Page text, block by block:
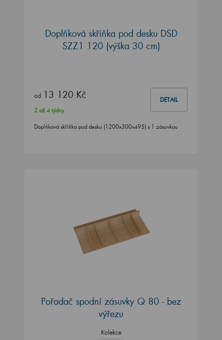
Doplňková skříňka pod desku DSD
SZZ1 120 (výška 30 cm)
od 13 120 Kč DETAIL
2 až 4 týdny
Doplňková skříňka pod desku (1200x300x495) s 1 zásuvkou
Pořadač spodní zásuvky Q 80 - bez
výřezu
Kolekce